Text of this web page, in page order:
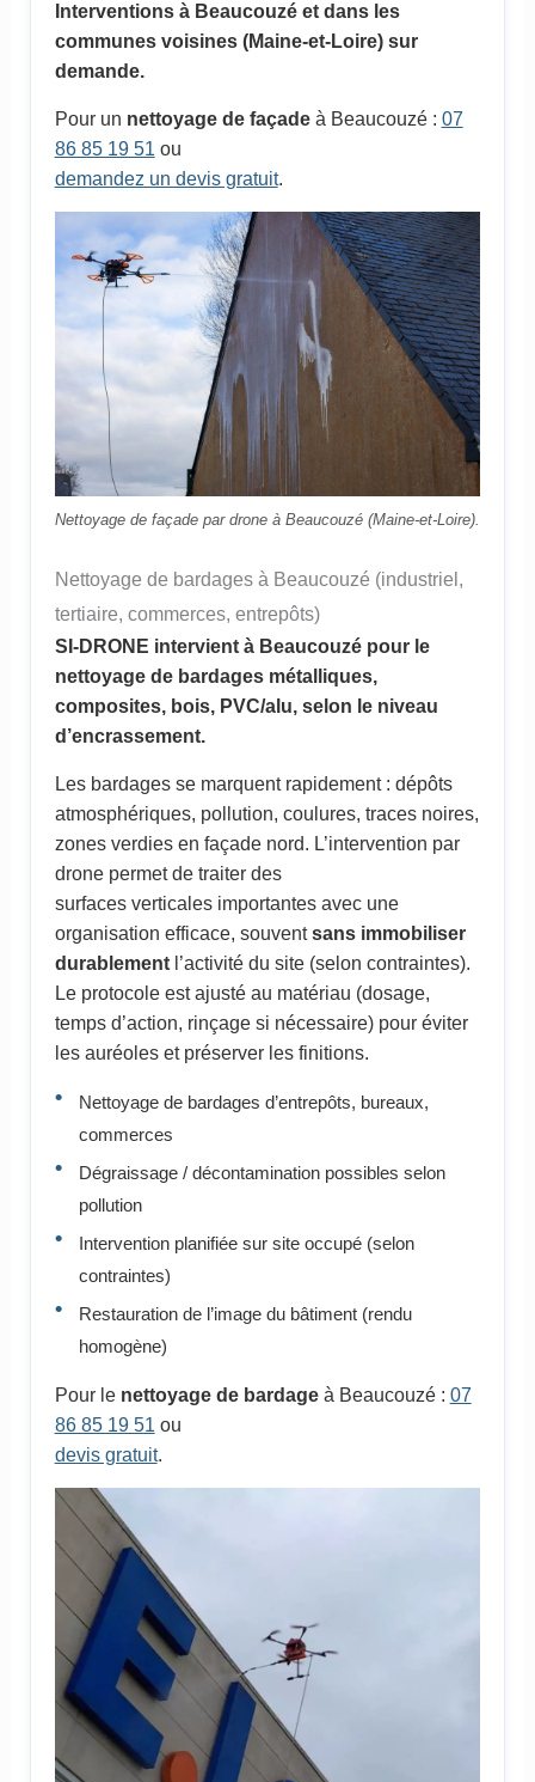
Interventions à Beaucouzé et dans les
communes voisines (Maine-et-Loire) sur
demande.
Pour un nettoyage de façadeà Beaucouzé : 07
86 85 19 51ou
demandez un devis gratuit.
Nettoyage de façade par drone à Beaucouzé (Maine-et-Loire).
Nettoyage de bardages à Beaucouzé (industriel,
tertiaire, commerces, entrepôts)
SI-DRONE intervient à Beaucouzé pour le
nettoyage de bardages métalliques,
composites, bois, PVC/alu, selon le niveau
d’encrassement.
Les bardages se marquent rapidement : dépôts
atmosphériques, pollution, coulures, traces noires,
zones verdies en façade nord. L’intervention par
drone permet de traiter des
surfaces verticales importantes avec une
organisation efficace, souventsans immobiliser
durablementl’activité du site (selon contraintes).
Le protocole est ajusté au matériau (dosage,
temps d’action, rinçage si nécessaire) pour éviter
les auréoles et préserver les finitions.
Nettoyage de bardages d’entrepôts, bureaux,
commerces
Dégraissage / décontamination possibles selon
pollution
Intervention planifiée sur site occupé (selon
contraintes)
Restauration de l’image du bâtiment (rendu
homogène)
Pour le nettoyage de bardageà Beaucouzé : 07
86 85 19 51ou
devis gratuit.